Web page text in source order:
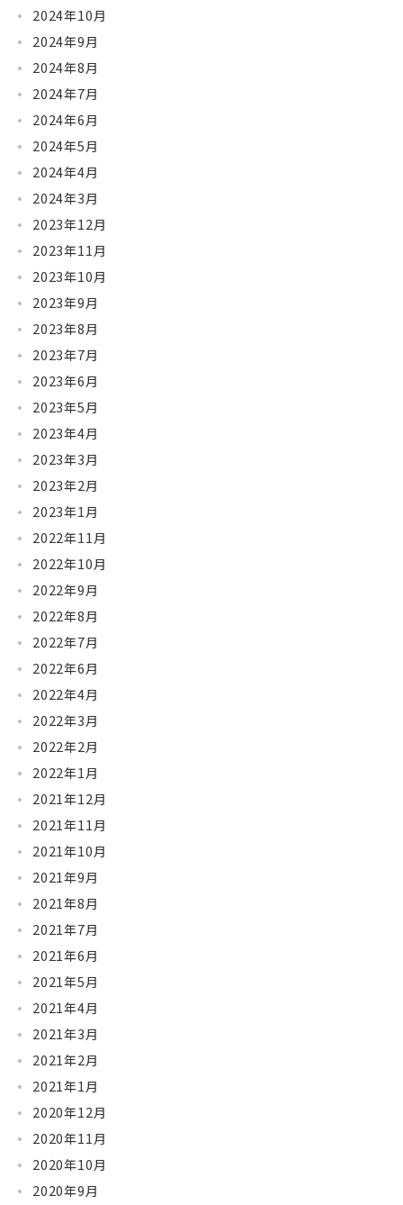
2024年10月
2024年9月
2024年8月
2024年7月
2024年6月
2024年5月
2024年4月
2024年3月
2023年12月
2023年11月
2023年10月
2023年9月
2023年8月
2023年7月
2023年6月
2023年5月
2023年4月
2023年3月
2023年2月
2023年1月
2022年11月
2022年10月
2022年9月
2022年8月
2022年7月
2022年6月
2022年4月
2022年3月
2022年2月
2022年1月
2021年12月
2021年11月
2021年10月
2021年9月
2021年8月
2021年7月
2021年6月
2021年5月
2021年4月
2021年3月
2021年2月
2021年1月
2020年12月
2020年11月
2020年10月
2020年9月